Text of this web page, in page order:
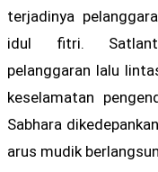
terjadinya
idul fitri.
pelanggaran lalu
keselamatan
Sabhara
arus mudik